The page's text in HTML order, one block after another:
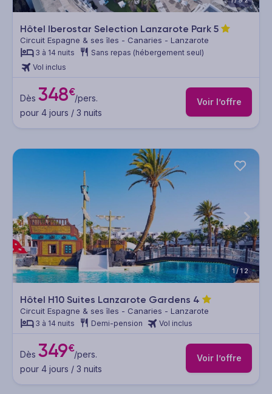
Hôtel Iberostar Selection Lanzarote Park 5
Circuit Espagne & ses îles - Canaries - Lanzarote
3 à 14 nuits
Sans repas (hébergement seul)
Vol inclus
Dès 348€/pers.
pour 4 jours / 3 nuits
Voir l’offre
1/12
Hôtel H10 Suites Lanzarote Gardens 4
Circuit Espagne & ses îles - Canaries - Lanzarote
3 à 14 nuits Demi-pension Vol inclus
Dès 349€/pers.
pour 4 jours / 3 nuits
Voir l’offre